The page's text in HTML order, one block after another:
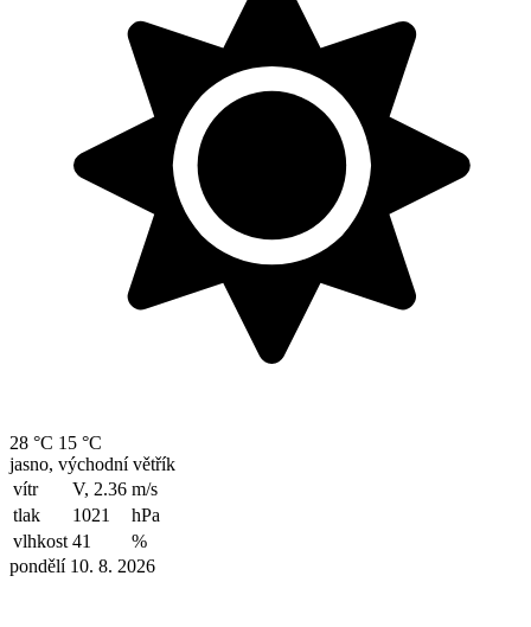
28 °C 15 °C
jasno, východní větřík
vítr
V, 2.36 m/s
tlak
1021
hPa
vlhkost 41
%
pondělí 10. 8. 2026